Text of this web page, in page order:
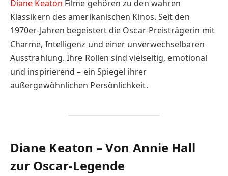
Diane Keaton Filme gehören zu den wahren
Klassikern des amerikanischen Kinos. Seit den
1970er-Jahren begeistert die Oscar-Preisträgerin mit
Charme, Intelligenz und einer unverwechselbaren
Ausstrahlung. Ihre Rollen sind vielseitig, emotional
und inspirierend – ein Spiegel ihrer
außergewöhnlichen Persönlichkeit.
Diane Keaton – Von Annie Hall
zur Oscar-Legende